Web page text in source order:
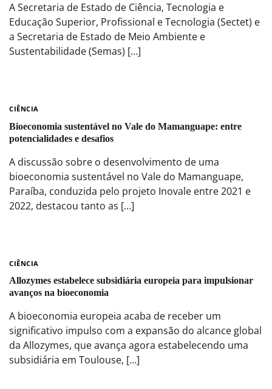
A Secretaria de Estado de Ciência, Tecnologia e
Educação Superior, Profissional e Tecnologia (Sectet) e
a Secretaria de Estado de Meio Ambiente e
Sustentabilidade (Semas) […]
CIÊNCIA
Bioeconomia sustentável no Vale do Mamanguape: entre
potencialidades e desafios
A discussão sobre o desenvolvimento de uma
bioeconomia sustentável no Vale do Mamanguape,
Paraíba, conduzida pelo projeto Inovale entre 2021 e
2022, destacou tanto as […]
CIÊNCIA
Allozymes estabelece subsidiária europeia para impulsionar
avanços na bioeconomia
A bioeconomia europeia acaba de receber um
significativo impulso com a expansão do alcance global
da Allozymes, que avança agora estabelecendo uma
subsidiária em Toulouse, […]